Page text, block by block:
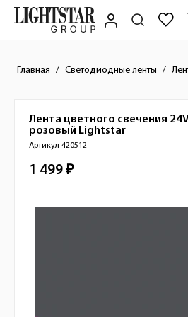
Главная Светодиодные ленты
Краткое описание
Лента цветного свечения
розовый Lightstar
Артикул 420512
Стоимость товара
1 499 ₽